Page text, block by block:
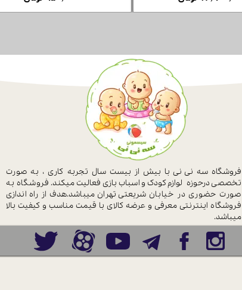
فروشگاه سه نی نی با بیش از بیست سال تجربه کاری ، به صورت
تخصصی درحوزه لوازم کودک و اسباب بازی فعالیت میکند. فروشگاه به
صورت حضوری در خیابان شریعتی تهران میباشد.هدف از راه اندازی
فروشگاه اینترنتی معرفی و عرضه کالای با قیمت مناسب و کیفیت بالا
میباشد.